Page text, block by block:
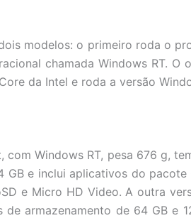
modelos: o primeiro roda o
chamada Windows RT. O
da Intel e roda a versão
Windows RT, pesa 676 g,
GB e inclui aplicativos do
e Micro HD Video. A outra
de armazenamento de 64 GB e